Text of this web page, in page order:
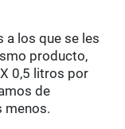
a los que se les
producto,
0,5 litros por
de
menos.